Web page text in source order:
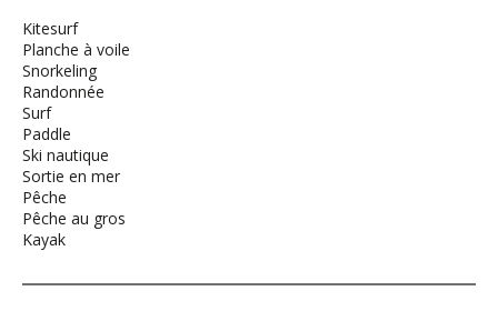
Kitesurf
Planche à voile
Snorkeling
Randonnée
Surf
Paddle
Ski nautique
Sortie en mer
Pêche
Pêche au gros
Kayak